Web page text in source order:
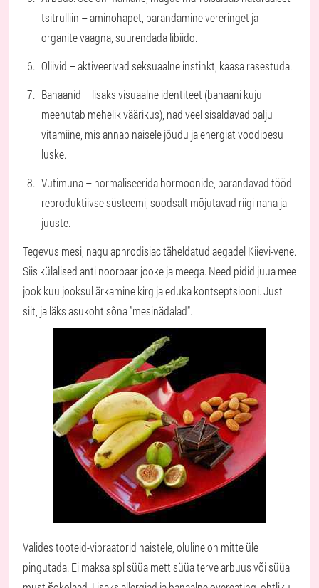
tsitrulliin – aminohapet, parandamine vereringet ja
organite vaagna, suurendada libiido.
Oliivid – aktiveerivad seksuaalne instinkt, kaasa rasestuda.
Banaanid – lisaks visuaalne identiteet (banaani kuju
meenutab mehelik väärikus), nad veel sisaldavad palju
vitamiine, mis annab naisele jõudu ja energiat voodipesu
luske.
Vutimuna – normaliseerida hormoonide, parandavad tööd
reproduktiivse süsteemi, soodsalt mõjutavad riigi naha ja
juuste.
Tegevus mesi, nagu aphrodisiac täheldatud aegadel Kiievi-vene.
Siis külalised anti noorpaar jooke ja meega. Need pidid juua mee
jook kuu jooksul ärkamine kirg ja eduka kontseptsiooni. Just
siit, ja läks asukoht sõna "mesinädalad".
Valides tooteid-vibraatorid naistele, oluline on mitte üle
pingutada. Ei maksa spl süüa mett süüa terve arbuus või süüa